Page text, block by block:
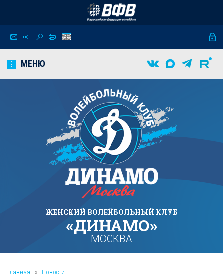
МЕНЮ
ЖЕНСКИЙ ВОЛЕЙБОЛЬНЫЙ КЛУБ
«ДИНАМО»
МОСКВА
Главная » Новости